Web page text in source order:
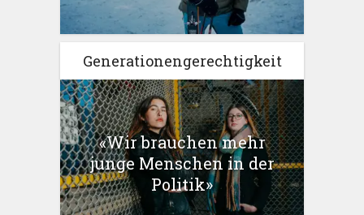
Generationengerechtigkeit
«Wir brauchen mehr
junge Menschen in der
Politik»